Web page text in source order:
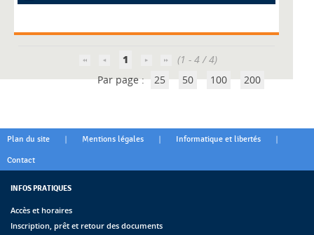
1
(1 - 4 / 4)
Par page : 25 50 100 200
Plan du site | Mentions légales | Informatique et libertés |
Contact
INFOS PRATIQUES
Accès et horaires
Inscription, prêt et retour des documents